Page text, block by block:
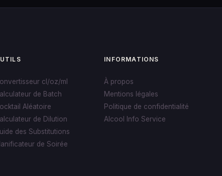
cl/oz/ml
de Batch
Aléatoire
de Dilution
des Substitutions
de Soirée
INFORMATIONS
À propos
Mentions légales
Politique de confidentialité
Alcool Info Service